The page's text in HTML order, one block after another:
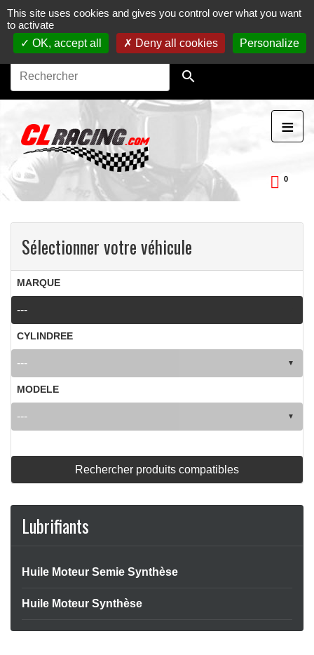
Journées, stages et baptêmes moto sur circuit.Vente en
ligne de pièces détachées moto.
préparation moto

≡
0
Sélectionner votre véhicule
MARQUE
CYLINDREE
MODELE
Rechercher produits compatibles
Lubrifiants
Huile Moteur Semie Synthèse
Huile Moteur Synthèse
APERÇU RAPIDE
This site uses cookies and gives you control over what you want
to activate
OK, accept all
Deny all cookies Personalize